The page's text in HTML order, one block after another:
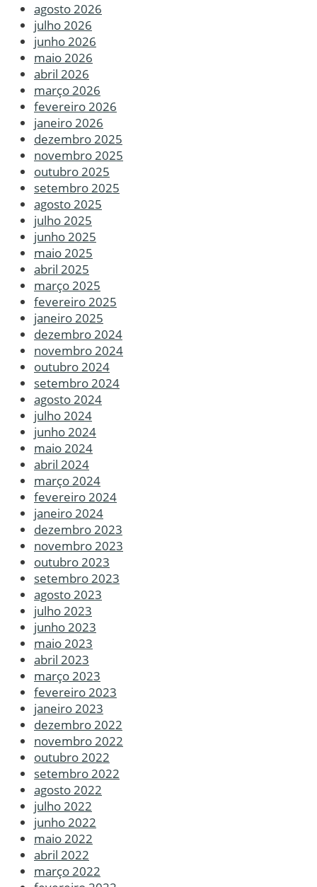
agosto 2026
julho 2026
junho 2026
maio 2026
abril 2026
março 2026
fevereiro 2026
janeiro 2026
dezembro 2025
novembro 2025
outubro 2025
setembro 2025
agosto 2025
julho 2025
junho 2025
maio 2025
abril 2025
março 2025
fevereiro 2025
janeiro 2025
dezembro 2024
novembro 2024
outubro 2024
setembro 2024
agosto 2024
julho 2024
junho 2024
maio 2024
abril 2024
março 2024
fevereiro 2024
janeiro 2024
dezembro 2023
novembro 2023
outubro 2023
setembro 2023
agosto 2023
julho 2023
junho 2023
maio 2023
abril 2023
março 2023
fevereiro 2023
janeiro 2023
dezembro 2022
novembro 2022
outubro 2022
setembro 2022
agosto 2022
julho 2022
junho 2022
maio 2022
abril 2022
março 2022